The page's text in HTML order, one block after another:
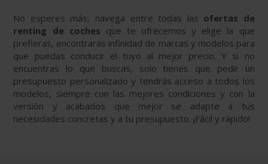
No esperes más, navega entre todas las ofertas de
renting de coches que te ofrecemos y elige la que
prefieras, encontrarás infinidad de marcas y modelos para
que puedas conducir el tuyo al mejor precio. Y si no
encuentras lo que buscas, solo tienes que pedir un
presupuesto personalizado y tendrás acceso a todos los
modelos, siempre con las mejores condiciones y con la
versión y acabados que mejor se adapte a tus
necesidades concretas y a tu presupuesto. ¡Fácil y rápido!